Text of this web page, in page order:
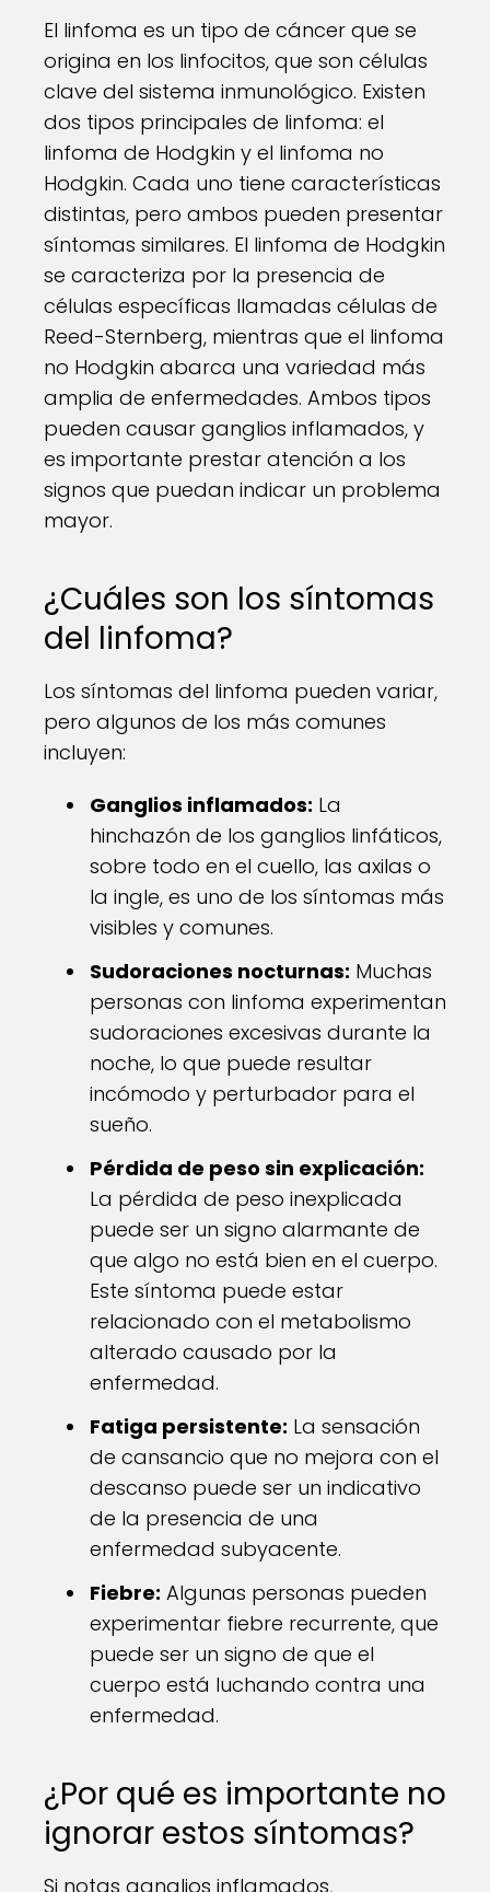
El linfoma es un tipo de cáncer que se
origina en los linfocitos, que son células
clave del sistema inmunológico. Existen
dos tipos principales de linfoma: el
linfoma de Hodgkin y el linfoma no
Hodgkin. Cada uno tiene características
distintas, pero ambos pueden presentar
síntomas similares. El linfoma de Hodgkin
se caracteriza por la presencia de
células específicas llamadas células de
Reed-Sternberg, mientras que el linfoma
no Hodgkin abarca una variedad más
amplia de enfermedades. Ambos tipos
pueden causar ganglios inflamados, y
es importante prestar atención a los
signos que puedan indicar un problema
mayor.
¿Cuáles son los síntomas
del linfoma?
Los síntomas del linfoma pueden variar,
pero algunos de los más comunes
incluyen:
Ganglios inflamados: La
hinchazón de los ganglios linfáticos,
sobre todo en el cuello, las axilas o
la ingle, es uno de los síntomas más
visibles y comunes.
Sudoraciones nocturnas: Muchas
personas con linfoma experimentan
sudoraciones excesivas durante la
noche, lo que puede resultar
incómodo y perturbador para el
sueño.
Pérdida de peso sin explicación:
La pérdida de peso inexplicada
puede ser un signo alarmante de
que algo no está bien en el cuerpo.
Este síntoma puede estar
relacionado con el metabolismo
alterado causado por la
enfermedad.
Fatiga persistente: La sensación
de cansancio que no mejora con el
descanso puede ser un indicativo
de la presencia de una
enfermedad subyacente.
Fiebre: Algunas personas pueden
experimentar fiebre recurrente, que
puede ser un signo de que el
cuerpo está luchando contra una
enfermedad.
¿Por qué es importante no
ignorar estos síntomas?
Si notas ganglios inflamados,